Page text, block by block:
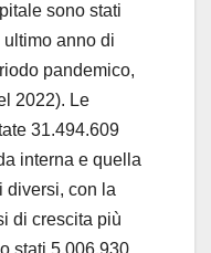
sono stati
anno di
pandemico,
2022). Le
31.494.609
interna e quella
diversi, con la
di crescita più